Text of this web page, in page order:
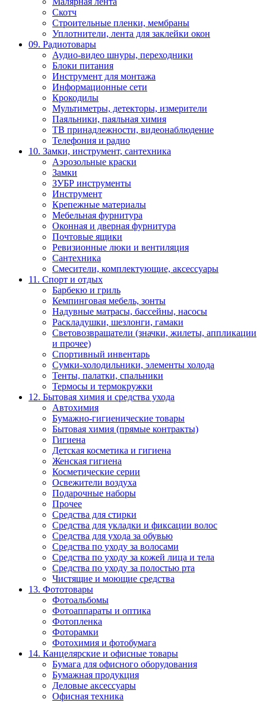
Скотч
Строительные пленки, мембраны
Уплотнители, лента для заклейки окон
09. Радиотовары
Аудио-видео шнуры, переходники
Блоки питания
Инструмент для монтажа
Информационные сети
Крокодилы
Мультиметры, детекторы, измерители
Паяльники, паяльная химия
ТВ принадлежности, видеонаблюдение
Телефония и радио
10. Замки, инструмент, сантехника
Аэрозольные краски
Замки
ЗУБР инструменты
Инструмент
Крепежные материалы
Мебельная фурнитура
Оконная и дверная фурнитура
Почтовые ящики
Ревизионные люки и вентиляция
Сантехника
Смесители, комплектующие, аксессуары
11. Спорт и отдых
Барбекю и гриль
Кемпинговая мебель, зонты
Надувные матрасы, бассейны, насосы
Раскладушки, шезлонги, гамаки
Световозвращатели (значки, жилеты, аппликации
и прочее)
Спортивный инвентарь
Сумки-холодильники, элементы холода
Тенты, палатки, спальники
Термосы и термокружки
12. Бытовая химия и средства ухода
Автохимия
Бумажно-гигиенические товары
Бытовая химия (прямые контракты)
Гигиена
Детская косметика и гигиена
Женская гигиена
Косметические серии
Освежители воздуха
Подарочные наборы
Прочее
Средства для стирки
Средства для укладки и фиксации волос
Средства для ухода за обувью
Средства по уходу за волосами
Средства по уходу за кожей лица и тела
Средства по уходу за полостью рта
Чистящие и моющие средства
13. Фототовары
Фотоальбомы
Фотоаппараты и оптика
Фотопленка
Фоторамки
Фотохимия и фотобумага
14. Канцелярские и офисные товары
Бумага для офисного оборудования
Бумажная продукция
Деловые аксессуары
Офисная техника